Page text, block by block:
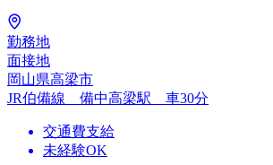
勤務地
面接地
岡山県高梁市
JR伯備線 備中高梁駅 車30分
交通費支給
未経験OK